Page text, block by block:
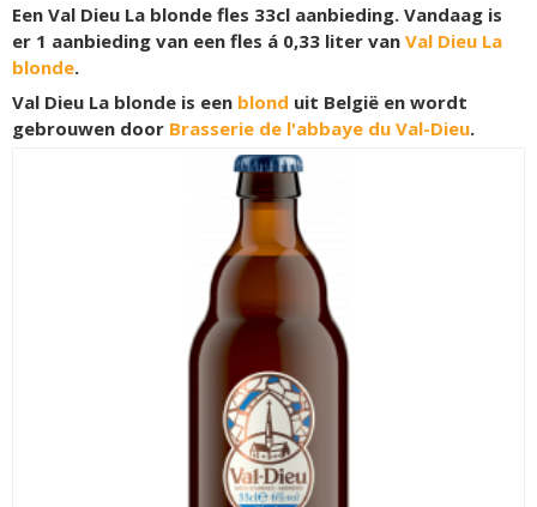
Een Val Dieu La blonde fles 33cl aanbieding. Vandaag is
er 1 aanbieding van een fles á 0,33 liter van Val Dieu La
blonde.
Val Dieu La blonde is een blond uit België en wordt
gebrouwen door Brasserie de l'abbaye du Val-Dieu.